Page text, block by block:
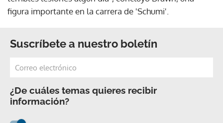
figura importante en la carrera de 'Schumi'.
Suscríbete a nuestro boletín
¿De cuáles temas quieres recibir
información?